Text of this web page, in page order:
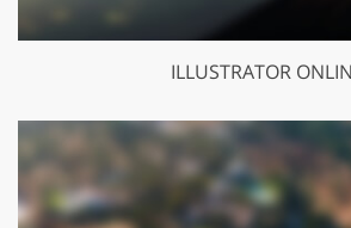
ILLUSTRATOR